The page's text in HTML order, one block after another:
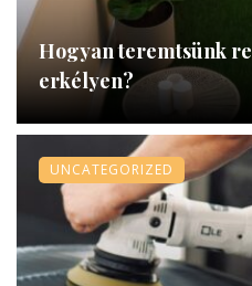
Hogyan teremtsünk
erkélyen?
UNCATEGORIZED